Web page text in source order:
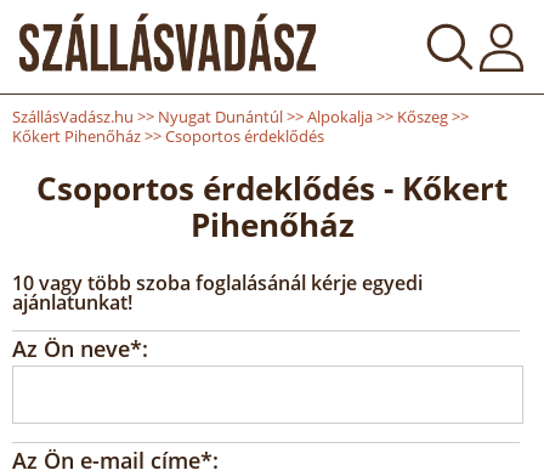
SzállásVadász.hu >> Nyugat Dunántúl>>Alpokalja>> Kőszeg>>
Kőkert Pihenőház>>Csoportos érdeklődés
Csoportos érdeklődés - Kőkert
Pihenőház
10 vagy több szoba foglalásánál kérje egyedi
ajánlatunkat!
Az Ön neve*:
Az Ön e-mail címe*: